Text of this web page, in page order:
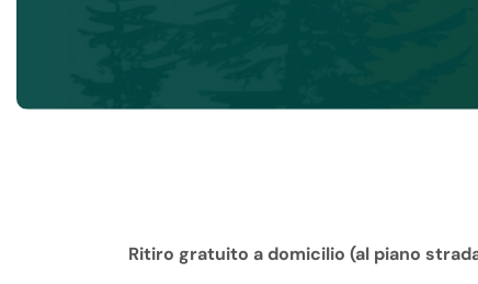
Ritiro gratuito a domicilio (al piano